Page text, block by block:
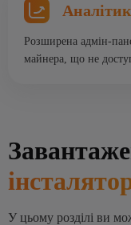
Розширена адмін-
майнера, що не
У цьому розділі ви